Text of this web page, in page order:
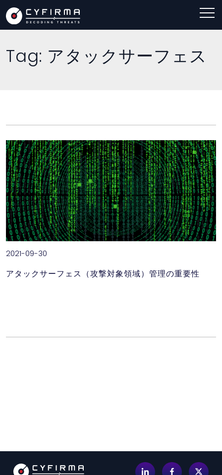
Tag: アタックサーフェス
2021-09-30
アタックサーフェス（攻撃対象領域）管理の重要性